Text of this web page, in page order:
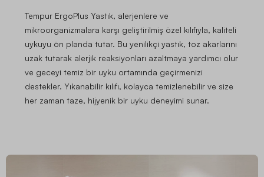
Tempur ErgoPlus Yastık, alerjenlere ve
mikroorganizmalara karşı geliştirilmiş özel kılıfıyla, kaliteli
uykuyu ön planda tutar. Bu yenilikçi yastık, toz akarlarını
uzak tutarak alerjik reaksiyonları azaltmaya yardımcı olur
ve geceyi temiz bir uyku ortamında geçirmenizi
destekler. Yıkanabilir kılıfı, kolayca temizlenebilir ve size
her zaman taze, hijyenik bir uyku deneyimi sunar.